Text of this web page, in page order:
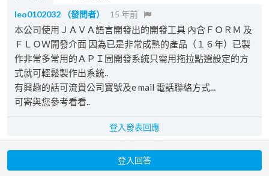
leo0102032
（發問者） 15 年前
本公司使用ＪＡＶＡ語言開發出的開發工具 內含ＦＯＲＭ 及
ＦＬＯＷ開發介面 因為已是非常成熟的產品（１６年）已製
作非常多常用的ＡＰＩ固開發系統只需用拖拉點選設定的方
式就可輕鬆製作出系統..
有興趣的話可流貴公司寶號及e mail 電話聯絡方式...
可寄與您參考看看..
登入發表回應
登入回答